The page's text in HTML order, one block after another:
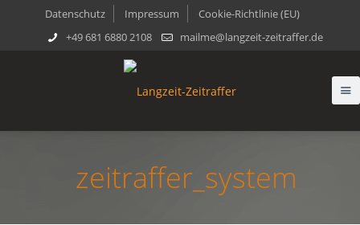
Datenschutz Impressum
Cookie-Richtlinie (EU)
+49 681 6880 2108
mailme@langzeit-zeitraffer.de
zeitraffer_system